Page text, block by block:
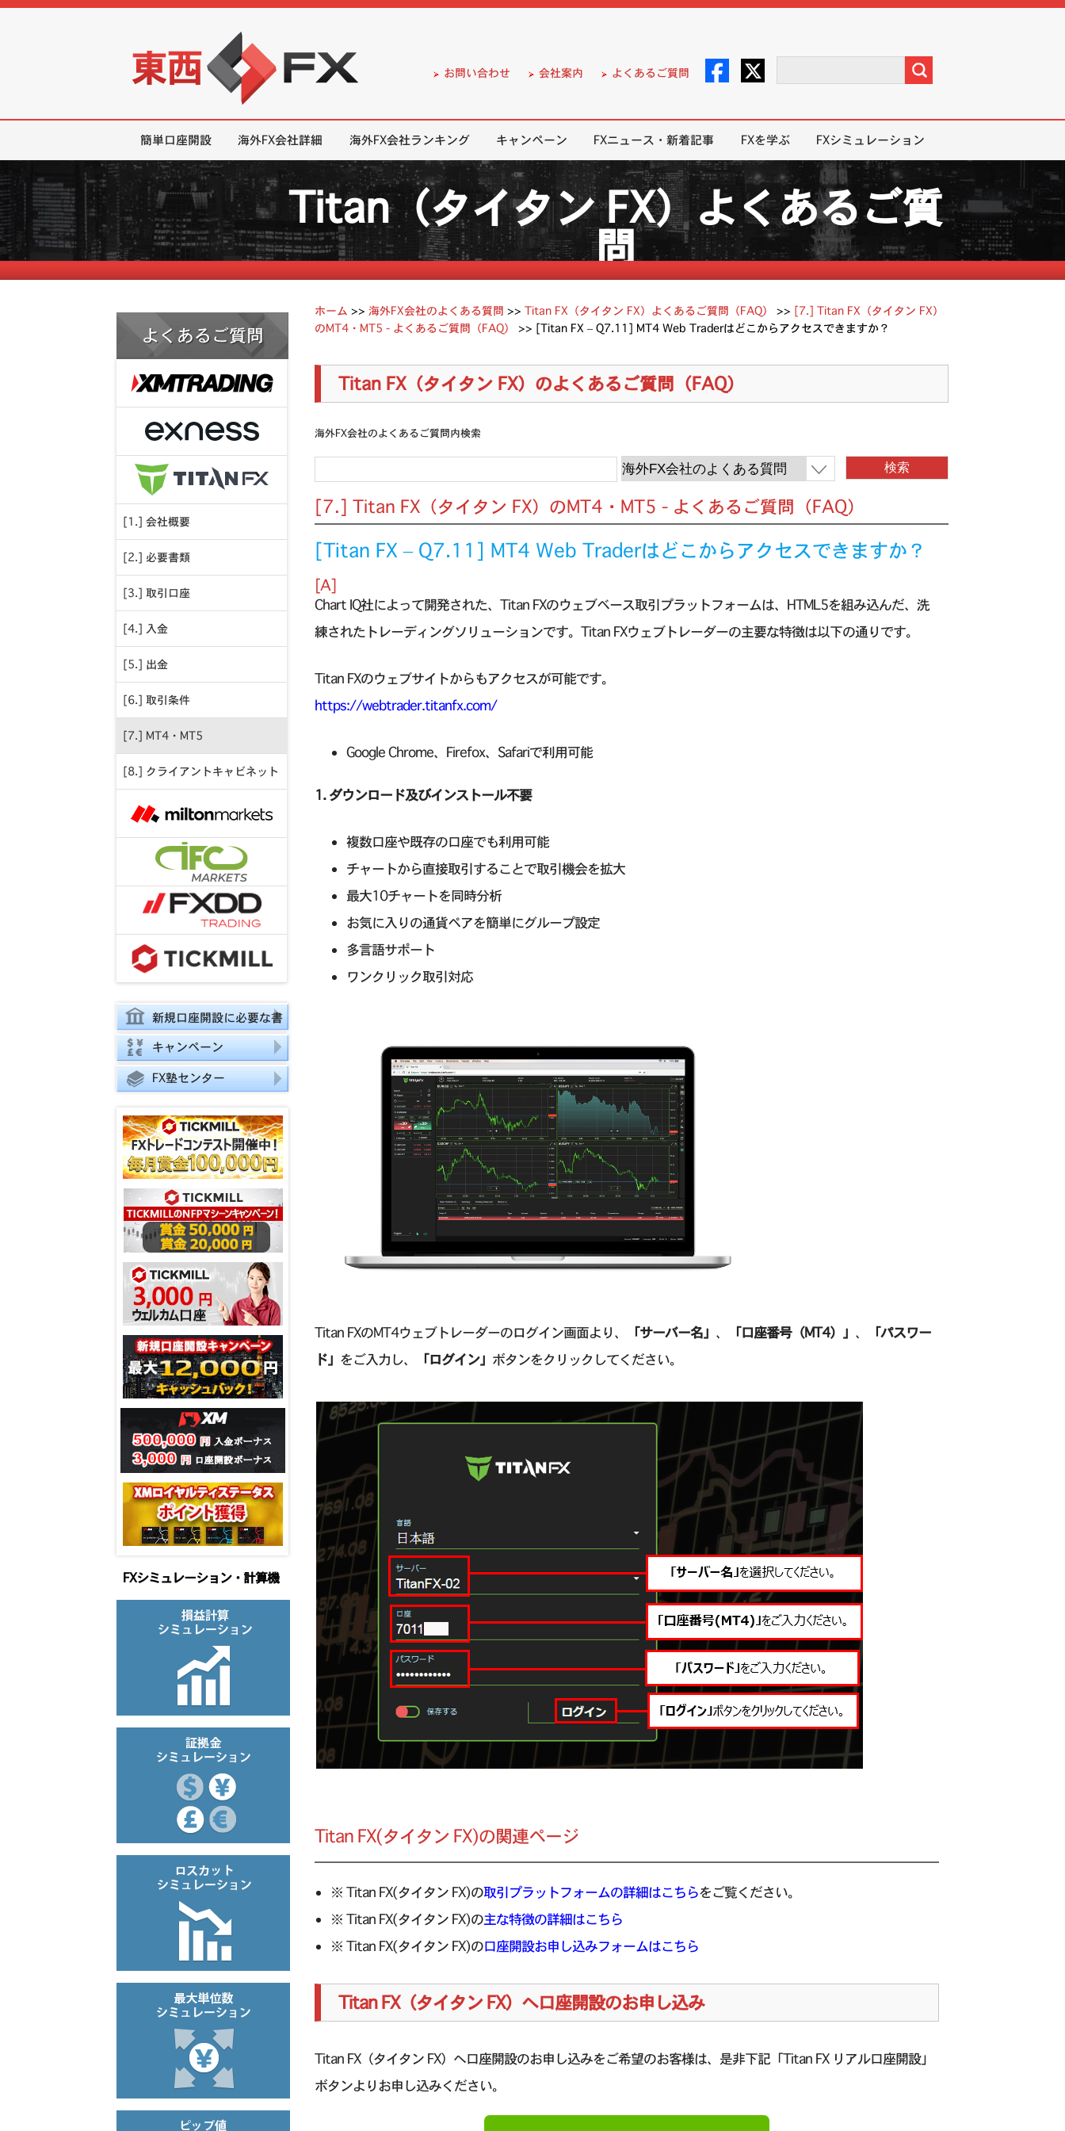
お問い合わせ 会社案内 よくあるご質問
簡単口座開設 海外FX会社詳細 海外FX会社ランキング キャンペーン FXニュース・新着記事 FXを学ぶ FXシミュレーション
Titan（タイタン FX）よくあるご質
問
よくあるご質問
[1.] 会社概要
[2.] 必要書類
[3.] 取引口座
[4.] 入金
[5.] 出金
[6.] 取引条件
[7.] MT4・MT5
[8.] クライアントキャビネット
新規口座開設に必要な書
類
キャンペーン
FX塾センター
FXシミュレーション・計算機
ホーム >> 海外FX会社のよくある質問 >> Titan FX（タイタン FX）よくあるご質問（FAQ） >> [7.] Titan FX（タイタン FX）
のMT4・MT5 - よくあるご質問（FAQ）
>> [Titan FX – Q7.11] MT4 Web Traderはどこからアクセスできますか？
Titan FX（タイタン FX）のよくあるご質問（FAQ）
海外FX会社のよくあるご質問内検索
[7.] Titan FX（タイタン FX）のMT4・MT5 - よくあるご質問（FAQ）
[Titan FX – Q7.11] MT4 Web Traderはどこからアクセスできますか？
[A]
Chart IQ社によって開発された、Titan FXのウェブベース取引プラットフォームは、HTML5を組み込んだ、洗
練されたトレーディングソリューションです。Titan FXウェブトレーダーの主要な特徴は以下の通りです。
Titan FXのウェブサイトからもアクセスが可能です。
https://webtrader.titanfx.com/
Google Chrome、Firefox、Safariで利用可能
1. ダウンロード及びインストール不要
複数口座や既存の口座でも利用可能
チャートから直接取引することで取引機会を拡大
最大10チャートを同時分析
お気に入りの通貨ペアを簡単にグループ設定
多言語サポート
ワンクリック取引対応
Titan FXのMT4ウェブトレーダーのログイン画面より、 「サーバー名」 、 「口座番号（MT4）」 、
「パスワー
ド」 をご入力し、 「ログイン」 ボタンをクリックしてください。
Titan FX(タイタン FX)の関連ページ
※ Titan FX(タイタン FX)の取引プラットフォームの詳細はこちらをご覧ください。
※ Titan FX(タイタン FX)の主な特徴の詳細はこちら
※ Titan FX(タイタン FX)の口座開設お申し込みフォームはこちら
Titan FX（タイタン FX）へ口座開設のお申し込み
Titan FX（タイタン FX）へ口座開設のお申し込みをご希望のお客様は、是非下記「Titan FX リアル口座開設」
ボタンよりお申し込みください。